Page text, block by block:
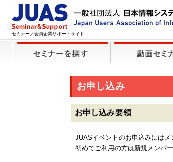
セミナー／会員企業サポートサイト
お申し込み
お申し込み要領
JUASイベントのお申込みにはメ
初めてご利用の方は新規メンバ